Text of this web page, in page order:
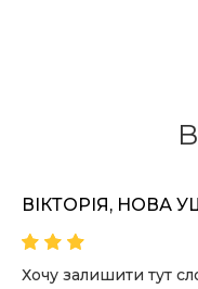
ВІКТОРІЯ, НОВА
Хочу залишити тут